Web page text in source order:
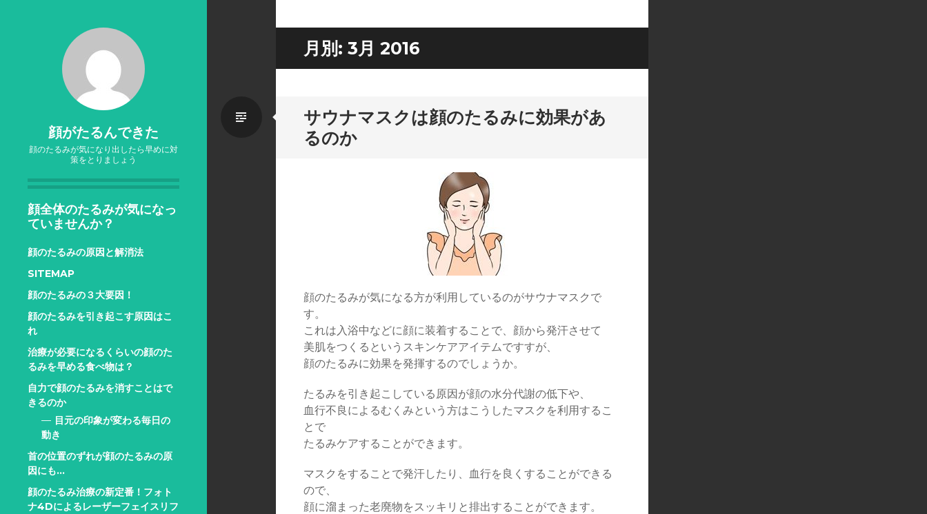
顔がたるんできた
顔のたるみが気になり出したら早めに対
策をとりましょう
顔全体のたるみが気になっ
ていませんか？
顔のたるみの原因と解消法
SITEMAP
顔のたるみの３大要因！
顔のたるみを引き起こす原因はこ
れ
治療が必要になるくらいの顔のた
るみを早める食べ物は？
自力で顔のたるみを消すことはで
きるのか
目元の印象が変わる毎日の
動き
首の位置のずれが顔のたるみの原
因にも…
顔のたるみ治療の新定番！フォト
ナ4Dによるレーザーフェイスリフ
月別: 3月 2016
サウナマスクは顔のたるみに効果があ
るのか
顔のたるみが気になる方が利用しているのがサウナマスクで
す。
これは入浴中などに顔に装着することで、顔から発汗させて
美肌をつくるというスキンケアアイテムですすが、
顔のたるみに効果を発揮するのでしょうか。
たるみを引き起こしている原因が顔の水分代謝の低下や、
血行不良によるむくみという方はこうしたマスクを利用するこ
とで
たるみケアすることができます。
マスクをすることで発汗したり、血行を良くすることができる
ので、
顔に溜まった老廃物をスッキリと排出することができます。